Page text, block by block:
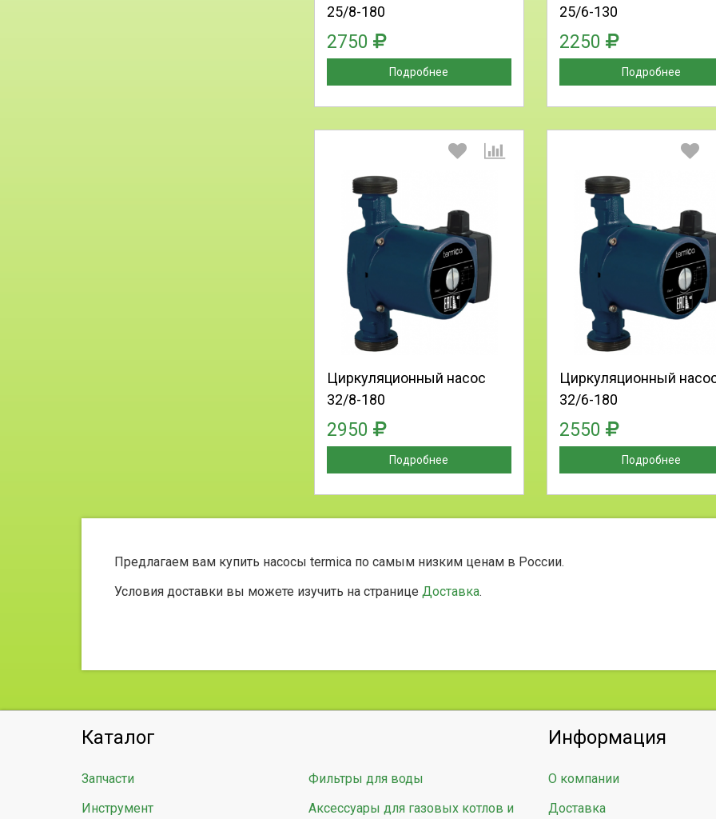
25/8-180
2750
Подробнее
25/6-130
2250
Подробнее
Циркуляционный насос
32/8-180
2950
Подробнее
Выберите количество:
Продолжить
Циркуляционный
32/6-180
2550
Подробнее
Выберите
Продолжить
Предлагаем вам купить насосы termica по самым низким ценам в России.
Условия доставки вы можете изучить на странице Доставка.
Каталог
Запчасти
Фильтры для воды
Инструмент
Аксессуары для газовых котлов и
Информация
О компании
Доставка